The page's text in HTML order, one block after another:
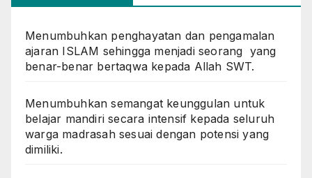
Menumbuhkan penghayatan dan pengamalan
ajaran ISLAM sehingga menjadi seorang yang
benar-benar bertaqwa kepada Allah SWT.
Menumbuhkan semangat keunggulan untuk
belajar mandiri secara intensif kepada seluruh
warga madrasah sesuai dengan potensi yang
dimiliki.